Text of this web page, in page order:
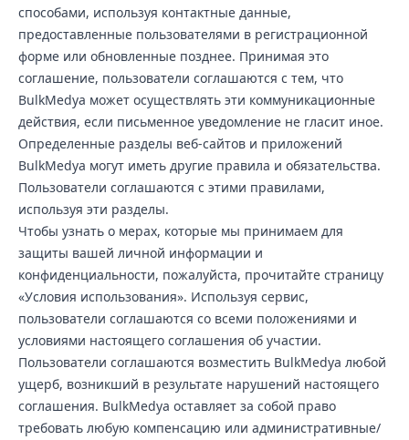
способами, используя контактные данные,
предоставленные пользователями в регистрационной
форме или обновленные позднее. Принимая это
соглашение, пользователи соглашаются с тем, что
BulkMedya может осуществлять эти коммуникационные
действия, если письменное уведомление не гласит иное.
Определенные разделы веб-сайтов и приложений
BulkMedya могут иметь другие правила и обязательства.
Пользователи соглашаются с этими правилами,
используя эти разделы.
Чтобы узнать о мерах, которые мы принимаем для
защиты вашей личной информации и
конфиденциальности, пожалуйста, прочитайте страницу
«Условия использования». Используя сервис,
пользователи соглашаются со всеми положениями и
условиями настоящего соглашения об участии.
Пользователи соглашаются возместить BulkMedya любой
ущерб, возникший в результате нарушений настоящего
соглашения. BulkMedya оставляет за собой право
требовать любую компенсацию или административные/